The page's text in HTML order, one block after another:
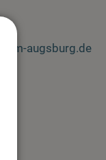
augsburg.de